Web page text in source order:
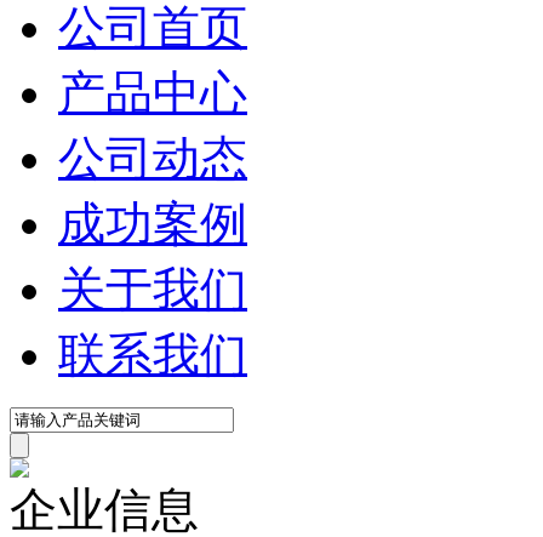
公司首页
产品中心
公司动态
成功案例
关于我们
联系我们
企业信息